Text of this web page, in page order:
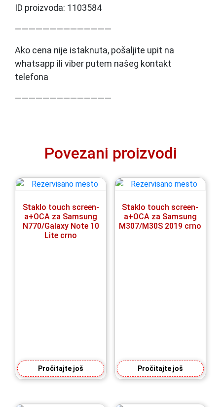
ID proizvoda: 1103584
——————————————
Ako cena nije istaknuta, pošaljite upit na
whatsapp ili viber putem našeg kontakt
telefona
——————————————
Povezani proizvodi
Staklo touch screen-
a+OCA za Samsung
N770/Galaxy Note 10
Lite crno
Pročitajte još
Staklo touch screen-
a+OCA za Samsung
M307/M30S 2019 crno
Pročitajte još